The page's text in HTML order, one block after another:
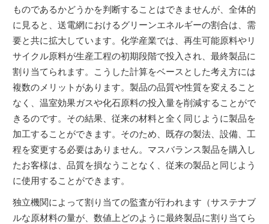
ものであるかどうかを判断することはできませんが、全体的
に見ると、送電網におけるグリーンエネルギーの割合は、需
要と共に拡大しています。化学産業では、再生可能原料やリ
サイクル原料が生産工程の初期段階で投入され、最終製品に
割り当てられます。こうした計算をベースとした考え方には
複数のメリットがあります。製品の品質や性質を変えること
なく、温室効果ガスや化石原料の投入量を削減することがで
きるのです。その結果、従来の材料と全く同じように製品を
加工することができます。そのため、既存の製法、設備、工
程を変更する必要はありません。マスバランス製品を購入し
たお客様は、品質を損なうことなく、従来の製品と同じよう
に使用することができます。
独立機関によって割り当ての監査が行われます（サステナブ
ルな原材料の量が、数値上どのように最終製品に割り当てら